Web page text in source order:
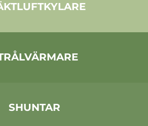
SHUNTAR